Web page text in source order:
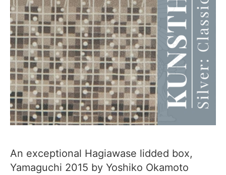
An exceptional Hagiawase lidded box,
Yamaguchi 2015 by Yoshiko Okamoto